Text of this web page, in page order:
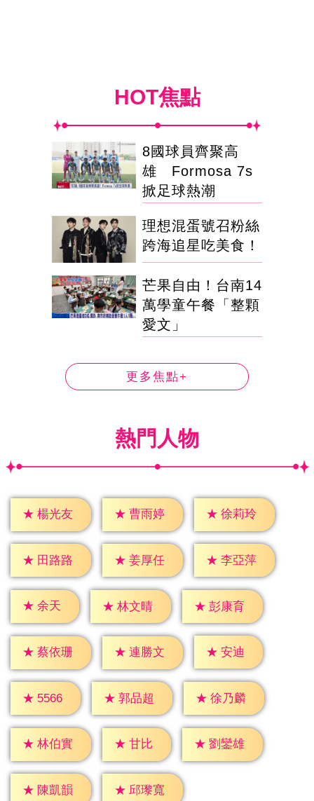
HOT焦點
8國球員齊聚高
雄 Formosa 7s
掀足球熱潮
理想混蛋號召粉絲
跨海追星吃美食！
芒果自由！台南14
萬學童午餐「整顆
愛文」
更多焦點+
熱門人物
★ 楊光友 ★ 曹雨婷 ★ 徐莉玲
★ 田路路 ★ 姜厚任 ★ 李亞萍
★ 余天 ★ 林文晴 ★ 彭康育
★ 蔡依珊 ★ 連勝文 ★ 安迪
★ 5566 ★ 郭品超 ★ 徐乃麟
★ 林伯實 ★ 甘比 ★ 劉鑾雄
★ 陳凱韻 ★ 邱瓈寬